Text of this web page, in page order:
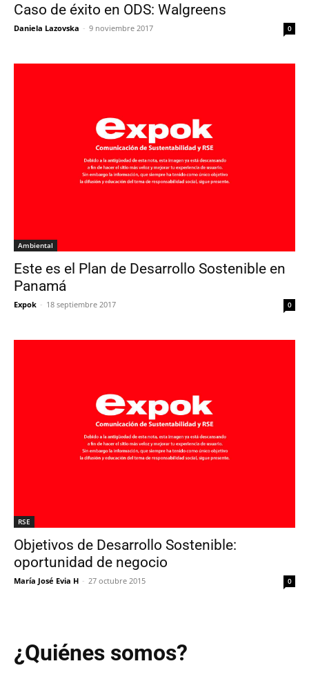
Caso de éxito en ODS: Walgreens
Daniela Lazovska - 9 noviembre 2017 0
Ambiental
Este es el Plan de Desarrollo Sostenible en
Panamá
Expok - 18 septiembre 2017 0
RSE
Objetivos de Desarrollo Sostenible:
oportunidad de negocio
María José Evia H - 27 octubre 2015 0
¿Quiénes somos?